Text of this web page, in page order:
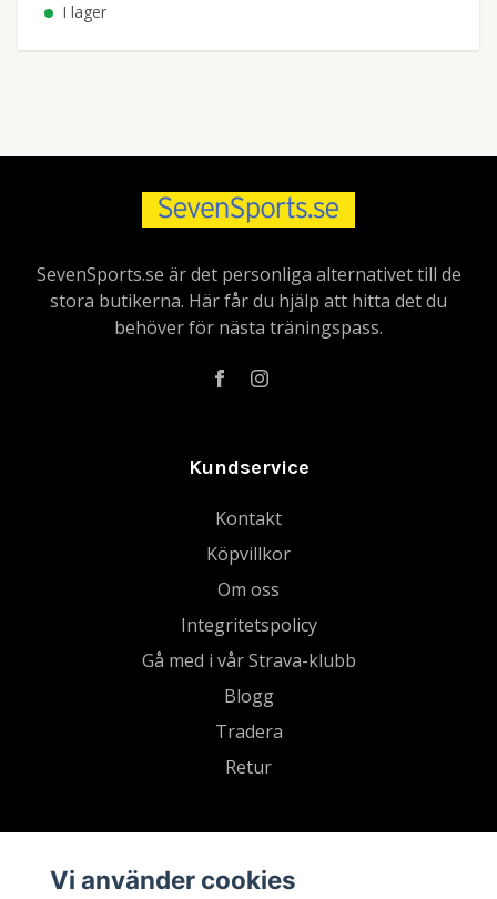
I lager
SevenSports.se är det personliga alternativet till de
stora butikerna. Här får du hjälp att hitta det du
behöver för nästa träningspass.
Kundservice
Kontakt
Köpvillkor
Om oss
Integritetspolicy
Gå med i vår Strava-klubb
Blogg
Tradera
Retur
Vi använder cookies